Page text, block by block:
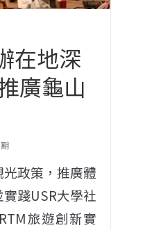
在地深
廣龜山
光政策，推廣體
踐USR大學社
旅遊創新實